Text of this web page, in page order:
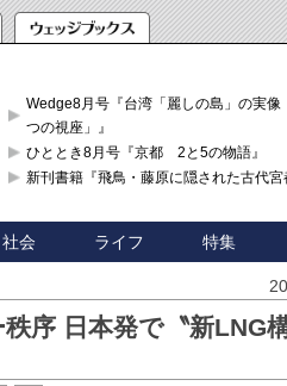
Wedge8月号『台湾「麗しの島」の実
つの視座」』
ひととき8月号『京都 2と5の物語』
新刊書籍『飛鳥・藤原に隠された古代宮
社会 ライフ 特集
序 日本発で〝新LNG